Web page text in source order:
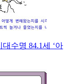
수명 84.1세 ‘아